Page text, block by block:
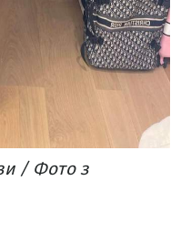
/ Фото з